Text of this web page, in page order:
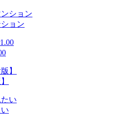
ョン